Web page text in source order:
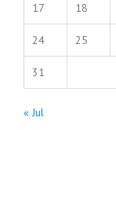
17 18
24 25
31
« Jul